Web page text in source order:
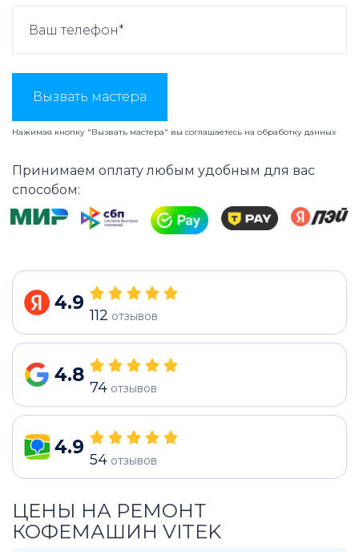
Вызвать мастера
Нажимая кнопку "Вызвать мастера" вы соглашаетесь на обработку данных
Принимаем оплату любым удобным для вас
способом:
4.9
112 отзывов
4.8
74 отзывов
4.9
54 отзывов
ЦЕНЫ НА РЕМОНТ
КОФЕМАШИН VITEK